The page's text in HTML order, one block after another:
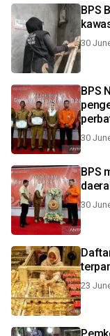
BPS
30
BPS
30
BPS
30
23